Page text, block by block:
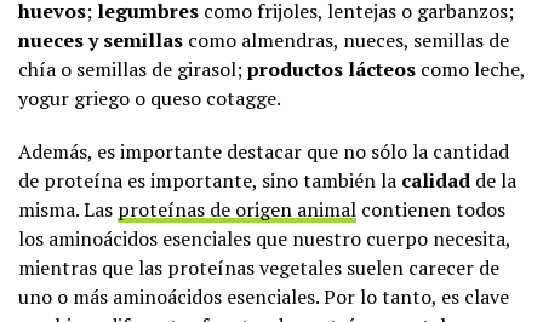
huevos; legumbres como frijoles, lentejas o garbanzos;
nueces y semillas como almendras, nueces, semillas de
chía o semillas de girasol;productos lácteos como leche,
yogur griego o queso cotagge.
Además, es importante destacar que no sólo la cantidad
de proteína es importante, sino también la calidad de la
misma. Las proteínas de origen animal contienen todos
los aminoácidos esenciales que nuestro cuerpo necesita,
mientras que las proteínas vegetales suelen carecer de
uno o más aminoácidos esenciales. Por lo tanto, es clave